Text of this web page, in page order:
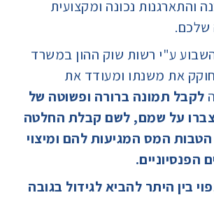
והתארגנות נכונה ומקצועית
שלכם.
ע"י רשות שוק ההון במשרד
את משנתו ומעודד את
לקבל תמונה ברורה ופשוטה של
על שמם, לשם קבלת החלטה
הטבות המס המגיעות להם ומיצוי
הפנסיוניים.
בין היתר להביא לגידול בגובה